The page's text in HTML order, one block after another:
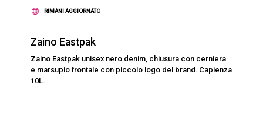
RIMANI AGGIORNATO
Zaino Eastpak
Zaino Eastpak unisex nero denim, chiusura con cerniera
e marsupio frontale con piccolo logo del brand. Capienza
10L.